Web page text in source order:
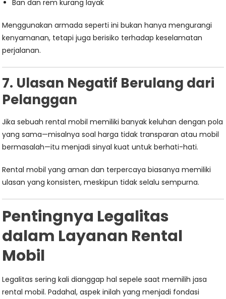
Ban dan rem kurang layak
Menggunakan armada seperti ini bukan hanya mengurangi
kenyamanan, tetapi juga berisiko terhadap keselamatan
perjalanan.
7. Ulasan Negatif Berulang dari
Pelanggan
Jika sebuah rental mobil memiliki banyak keluhan dengan pola
yang sama—misalnya soal harga tidak transparan atau mobil
bermasalah—itu menjadi sinyal kuat untuk berhati-hati.
Rental mobil yang aman dan terpercaya biasanya memiliki
ulasan yang konsisten, meskipun tidak selalu sempurna.
Pentingnya Legalitas
dalam Layanan Rental
Mobil
Legalitas sering kali dianggap hal sepele saat memilih jasa
rental mobil. Padahal, aspek inilah yang menjadi fondasi